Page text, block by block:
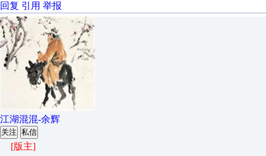
回复 引用 举报
江湖混混-余辉
关注 私信
[版主]